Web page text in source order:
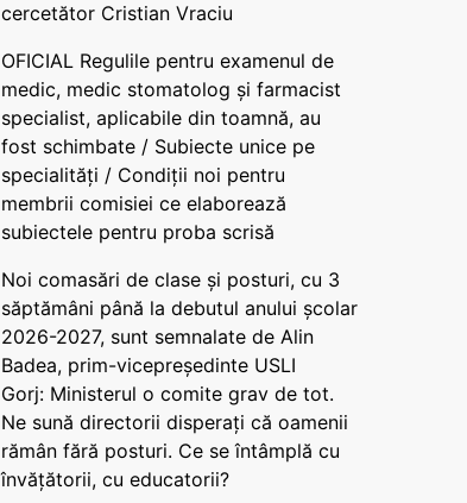
cercetător Cristian Vraciu
OFICIAL Regulile pentru examenul de
medic, medic stomatolog și farmacist
specialist, aplicabile din toamnă, au
fost schimbate / Subiecte unice pe
specialități / Condiții noi pentru
membrii comisiei ce elaborează
subiectele pentru proba scrisă
Noi comasări de clase și posturi, cu 3
săptămâni până la debutul anului școlar
2026-2027, sunt semnalate de Alin
Badea, prim-vicepreședinte USLI
Gorj: Ministerul o comite grav de tot.
Ne sună directorii disperați că oamenii
rămân fără posturi. Ce se întâmplă cu
învățătorii, cu educatorii?